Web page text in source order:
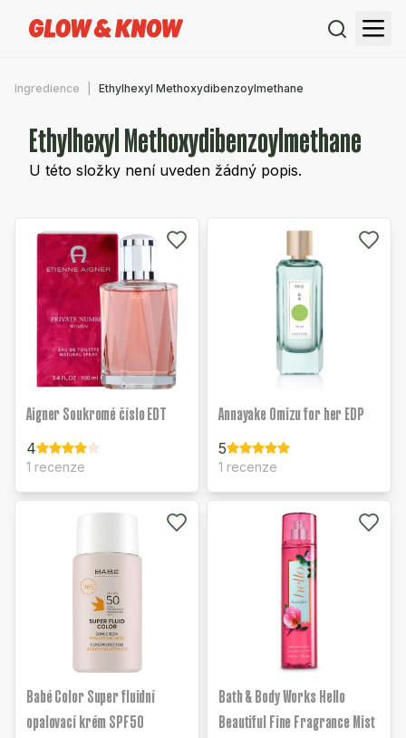
Ingredience Ethylhexyl Methoxydibenzoylmethane
Ethylhexyl Methoxydibenzoylmethane
U této složky není uveden žádný popis.
Aigner Soukromé číslo EDT
4
1 recenze
Annayake Omizu for her EDP
5
1 recenze
Babé Color Super fluidní
opalovací krém SPF50
Bath & Body Works Hello
Beautiful Fine Fragrance Mist